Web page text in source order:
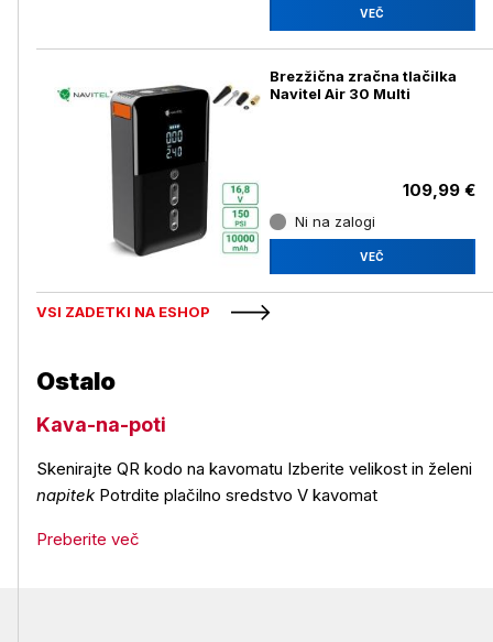
VEČ
Brezžična zračna tlačilka
Navitel Air 30 Multi
109,99 €
Ni na zalogi
VEČ
VSI ZADETKI NA ESHOP
Ostalo
Kava-na-poti
Skenirajte QR kodo na kavomatu Izberite velikost in želeni
napitek Potrdite plačilno sredstvo V kavomat
Preberite več